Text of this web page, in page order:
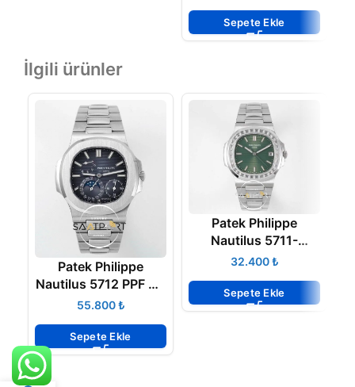
Sepete Ekle
İlgili ürünler
Patek Philippe
Nautilus 5712 PPF V3
Gri Kadran Super
₺
Sepete Ekle
Patek Philippe
Nautilus 5711-
1300A-001 Green
Eta
₺
Sepete Ekle